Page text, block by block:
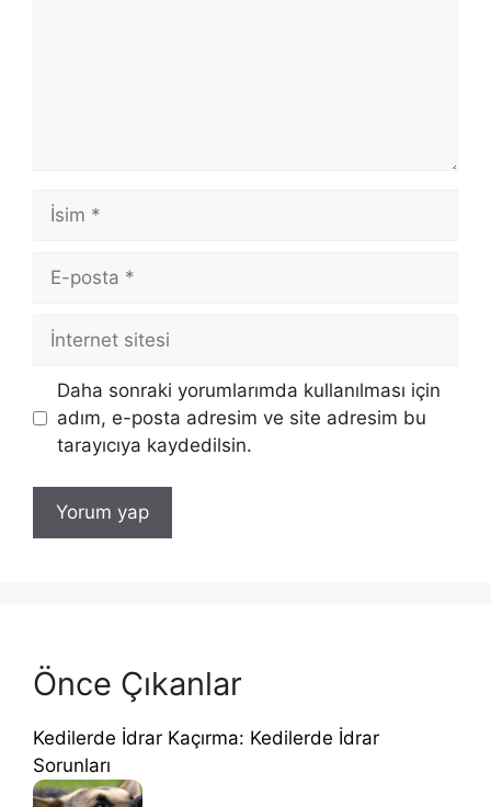
İsim
posta
İnternet
sitesi
Daha sonraki yorumlarımda kullanılması için
adım, e-posta adresim ve site adresim bu
tarayıcıya kaydedilsin.
Önce Çıkanlar
Kedilerde İdrar Kaçırma: Kedilerde İdrar
Sorunları